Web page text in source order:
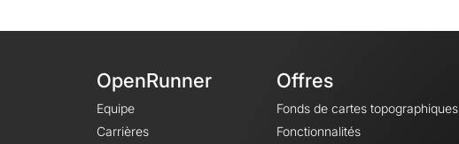
OpenRunner
Equipe
Carrières
Offres
Fonds de cartes topographiques
Fonctionnalités